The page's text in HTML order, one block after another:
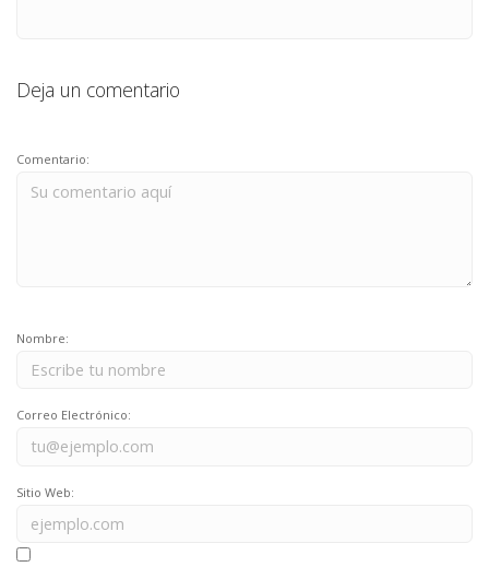
Deja un comentario
Comentario:
Nombre:
Correo Electrónico:
Sitio Web: